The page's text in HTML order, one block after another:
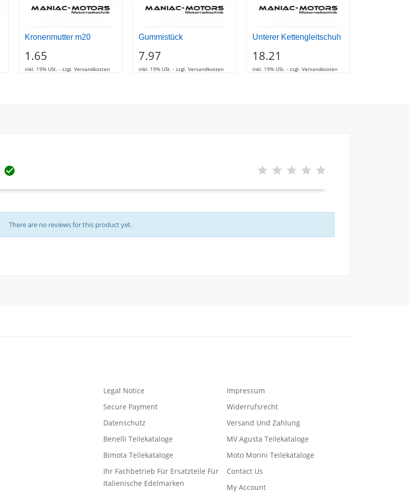
Kronenmutter m20
1.65
inkl. 19% USt. - zzgl. Versandkosten
Gummistück
7.97
inkl. 19% USt. - zzgl. Versandkosten
Unterer Kettengleitschuh
18.21
inkl. 19% USt. - zzgl. Versandkosten

There are no reviews for this product yet.
Legal Notice
Impressum
Secure Payment
Widerrufsrecht
Datenschutz
Versand Und Zahlung
Benelli Teilekataloge
MV Agusta Teilekataloge
Bimota Teilekataloge
Moto Morini Teilekataloge
Ihr Fachbetrieb Für Ersatzteile Für
Italienische Edelmarken
Contact Us
My Account